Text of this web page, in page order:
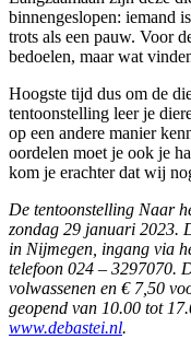
binnengeslopen: iemand
trots als een pauw. Voor
bedoelen, maar wat
Hoogste tijd dus om de
tentoonstelling leer je
op een andere manier
oordelen moet je ook je
kom je erachter dat wij
De tentoonstelling Naar
zondag 29 januari 2023.
in Nijmegen, ingang via
telefoon 024 – 3297070.
volwassenen en € 7,50
geopend van 10.00 tot
www.debastei.nl.